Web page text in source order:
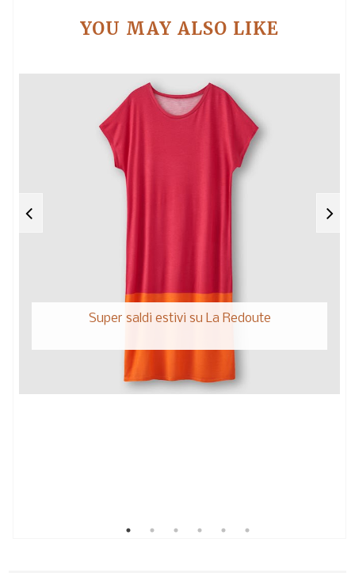
YOU MAY ALSO LIKE
Super saldi estivi su La Redoute